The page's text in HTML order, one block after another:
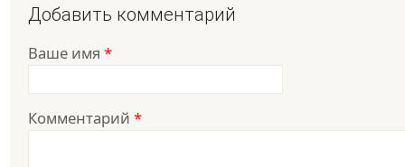
Добавить комментарий
Ваше имя *
Комментарий *